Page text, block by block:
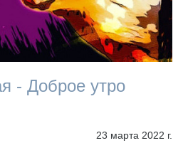
- Доброе утро
23 марта 2022 г.